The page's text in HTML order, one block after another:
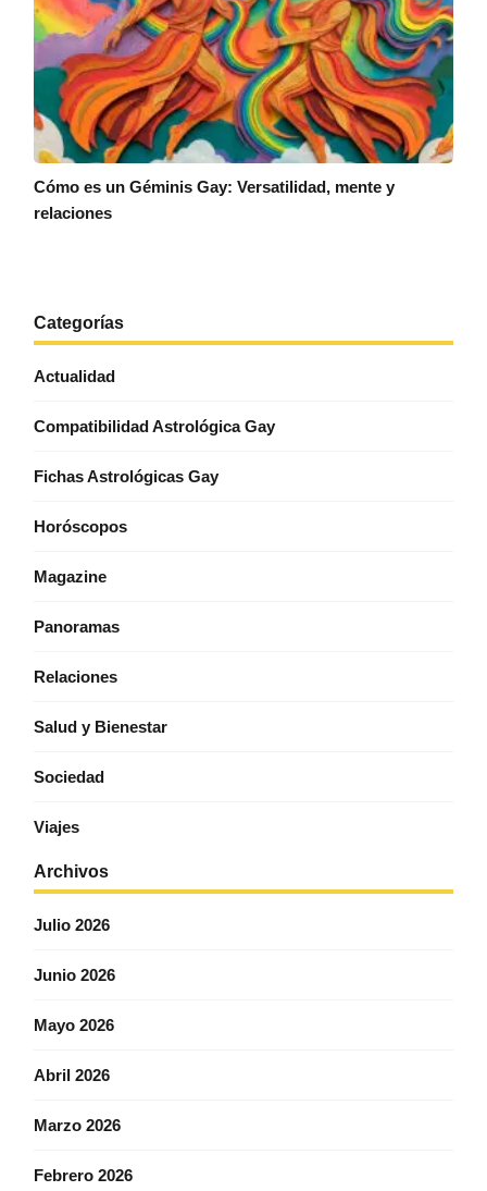
Cómo es un Géminis Gay: Versatilidad, mente y
relaciones
Categorías
Actualidad
Compatibilidad Astrológica Gay
Fichas Astrológicas Gay
Horóscopos
Magazine
Panoramas
Relaciones
Salud y Bienestar
Sociedad
Viajes
Archivos
Julio 2026
Junio 2026
Mayo 2026
Abril 2026
Marzo 2026
Febrero 2026